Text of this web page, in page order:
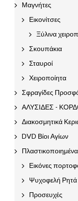
Μαγνήτες
Εικονίτσες
Ξύλινα
Σκουπάκια
Σταυροί
Χειροποίητα
Σφραγίδες
ΑΛΥΣΙΔΕΣ -
Διακοσμητικά
DVD Βίοι Αγίων
Πλαστικοποιημένα
Εικόνες
Ψυχοφελή Ρητά
Προσευχές